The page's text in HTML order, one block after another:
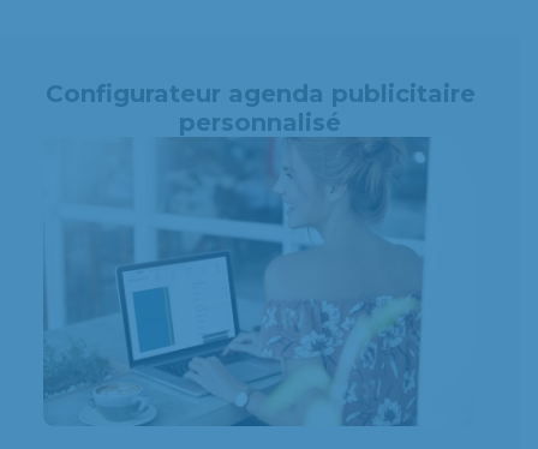
Configurateur agenda publicitaire
personnalisé